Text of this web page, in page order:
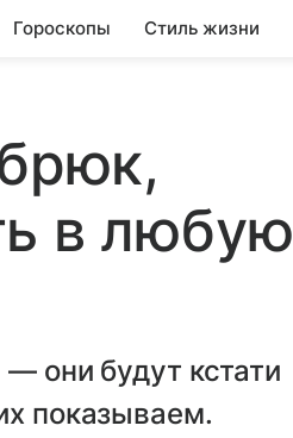
Гороскопы Стиль жизни
в любую
они будут кстати
показываем.